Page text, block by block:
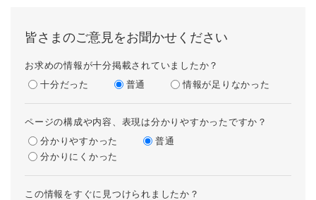
皆さまのご意見をお聞かせください
お求めの情報が十分掲載されていましたか？
十分だった
普通 情報が足りなかった
ページの構成や内容、表現は分かりやすかったですか？
分かりやすかった
普通
分かりにくかった
この情報をすぐに見つけられましたか？